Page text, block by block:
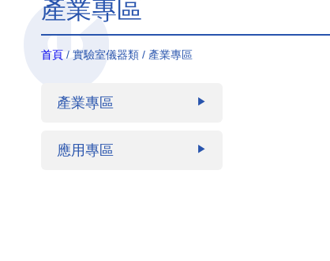
產業專區
首頁 / 實驗室儀器類 / 產業專區
產業專區 ▶
應用專區 ▶